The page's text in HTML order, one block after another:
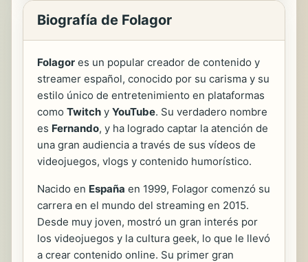
Biografía de Folagor
Folagor es un popular creador de contenido y
streamer español, conocido por su carisma y su
estilo único de entretenimiento en plataformas
como Twitch y YouTube. Su verdadero nombre
es Fernando, y ha logrado captar la atención de
una gran audiencia a través de sus vídeos de
videojuegos, vlogs y contenido humorístico.
Nacido en España en 1999, Folagor comenzó su
carrera en el mundo del streaming en 2015.
Desde muy joven, mostró un gran interés por
los videojuegos y la cultura geek, lo que le llevó
a crear contenido online. Su primer gran